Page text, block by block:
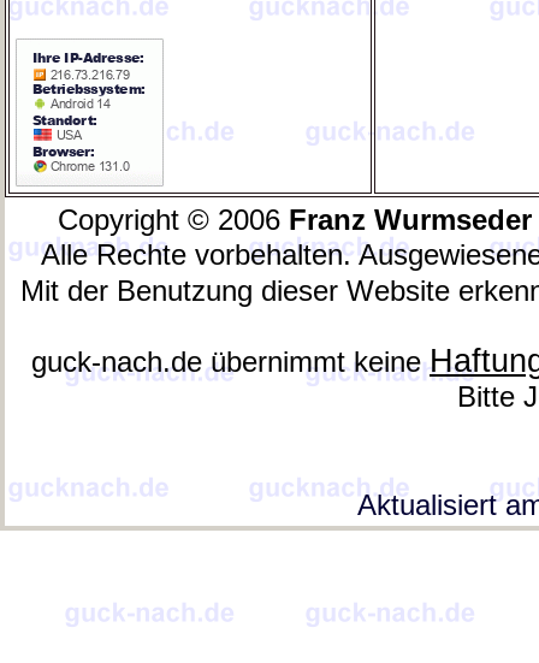
Copyright © 2006 Franz Wurmseder
Alle Rechte vorbehalten.
Mit der Benutzung dieser Website
guck-nach.de übernimmt keine
Bitte
Aktualisiert